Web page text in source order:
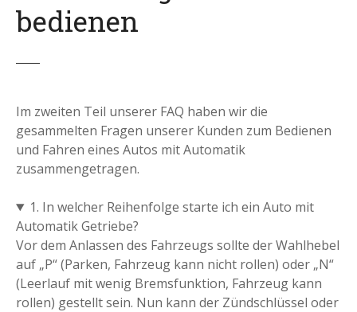
bedienen
Im zweiten Teil unserer FAQ haben wir die
gesammelten Fragen unserer Kunden zum Bedienen
und Fahren eines Autos mit Automatik
zusammengetragen.
1. In welcher Reihenfolge starte ich ein Auto mit
Automatik Getriebe?
Vor dem Anlassen des Fahrzeugs sollte der Wahlhebel
auf „P“ (Parken, Fahrzeug kann nicht rollen) oder „N“
(Leerlauf mit wenig Bremsfunktion, Fahrzeug kann
rollen) gestellt sein. Nun kann der Zündschlüssel oder